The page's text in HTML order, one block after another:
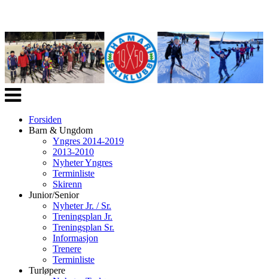
Veksle
navigasjon
Forsiden
Barn & Ungdom
Yngres 2014-2019
2013-2010
Nyheter Yngres
Terminliste
Skirenn
Junior/Senior
Nyheter Jr. / Sr.
Treningsplan Jr.
Treningsplan Sr.
Informasjon
Trenere
Terminliste
Turløpere